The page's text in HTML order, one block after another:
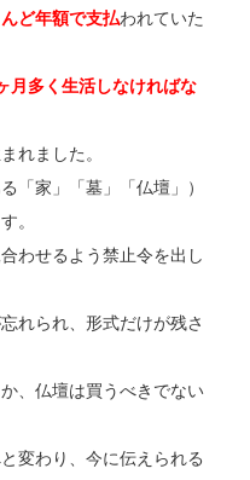
ど年額で支払われていた
月多く生活しなければな
れました。
「家」「墓」「仏壇」）
。
わせるよう禁止令を出し
れられ、形式だけが残さ
、仏壇は買うべきでない
変わり、今に伝えられる